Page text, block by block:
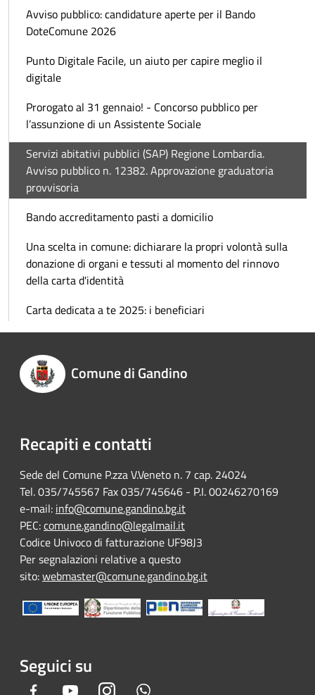
Avviso pubblico: candidature aperte per il Bando
DoteComune 2026
Punto Digitale Facile, un aiuto per capire meglio il
digitale
Prorogato al 31 gennaio! - Concorso pubblico per
l’assunzione di un Assistente Sociale
Servizi abitativi pubblici (SAP) Regione Lombardia.
Avviso pubblico n. 12382. Approvazione graduatoria
provvisoria
Bando accreditamento pasti a domicilio
Una scelta in comune: dichiarare la propri volontà sulla
donazione di organi e tessuti al momento del rinnovo
della carta d'identità
Carta dedicata a te 2025: i beneficiari
Comune di Gandino
Recapiti e contatti
Sede del Comune P.zza V.Veneto n. 7 cap. 24024
Tel. 035/745567 Fax 035/745646 - P.I. 00246270169
e-mail: info@comune.gandino.bg.it
PEC:comune.gandino@legalmail.it
Codice Univoco di fatturazione UF98J3
Per segnalazioni relative a questo
sito:webmaster@comune.gandino.bg.it
Seguici su
Facebook YoutubeInstagram